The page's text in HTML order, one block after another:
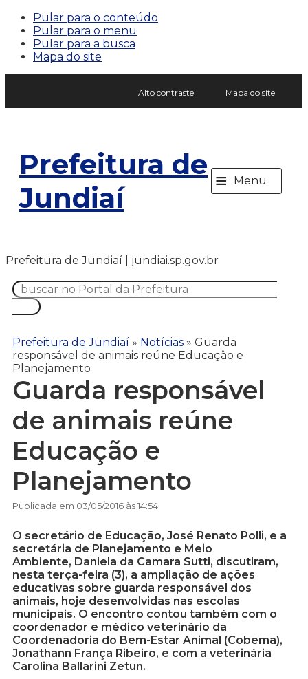
Pular para o conteúdo
Pular para o menu
Pular para a busca
Mapa do site
Alto contraste Mapa do site
Prefeitura de
Jundiaí
≡ Menu
Prefeitura de Jundiaí | jundiai.sp.gov.br
Prefeitura de Jundiaí » Notícias » Guarda
responsável de animais reúne Educação e
Planejamento
Guarda responsável
de animais reúne
Educação e
Planejamento
Publicada em 03/05/2016 às 14:54
O secretário de Educação, José Renato Polli, e a
secretária de Planejamento e Meio
Ambiente, Daniela da Camara Sutti, discutiram,
nesta terça-feira (3), a ampliação de ações
educativas sobre guarda responsável dos
animais, hoje desenvolvidas nas escolas
municipais. O encontro contou também com o
coordenador e médico veterinário da
Coordenadoria do Bem-Estar Animal (Cobema),
Jonathann França Ribeiro, e com a veterinária
Carolina Ballarini Zetun.